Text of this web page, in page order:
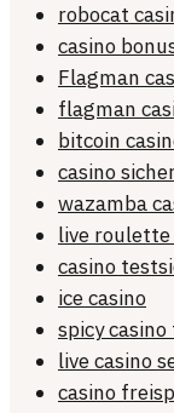
robocat
casino
Flagman
flagman
bitcoin
casino
wazamba
live roulette
casino
ice casino
spicy
live casino
casino